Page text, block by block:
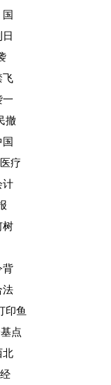
国
飞
一
撤
国
疗
计
树
背
法
印鱼
点
北